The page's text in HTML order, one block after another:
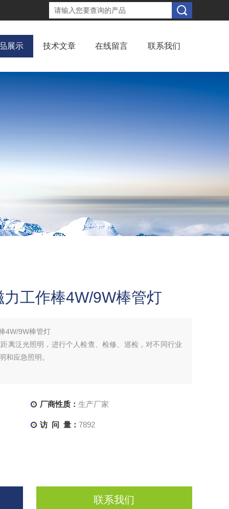
展示 技术文章 在线留言 联系我们
工作棒4W/9W棒管灯
4W/9W棒管灯
离泛光照明，进行个人检查、检修、巡检，对不同行业
和应急照明。
厂商性质： 生产厂家
访 问 量： 7892
联系我们